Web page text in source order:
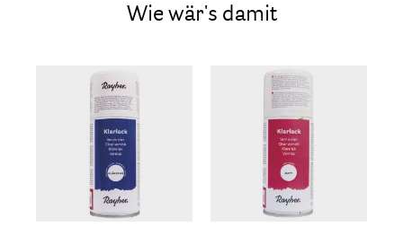
Wie wär's damit